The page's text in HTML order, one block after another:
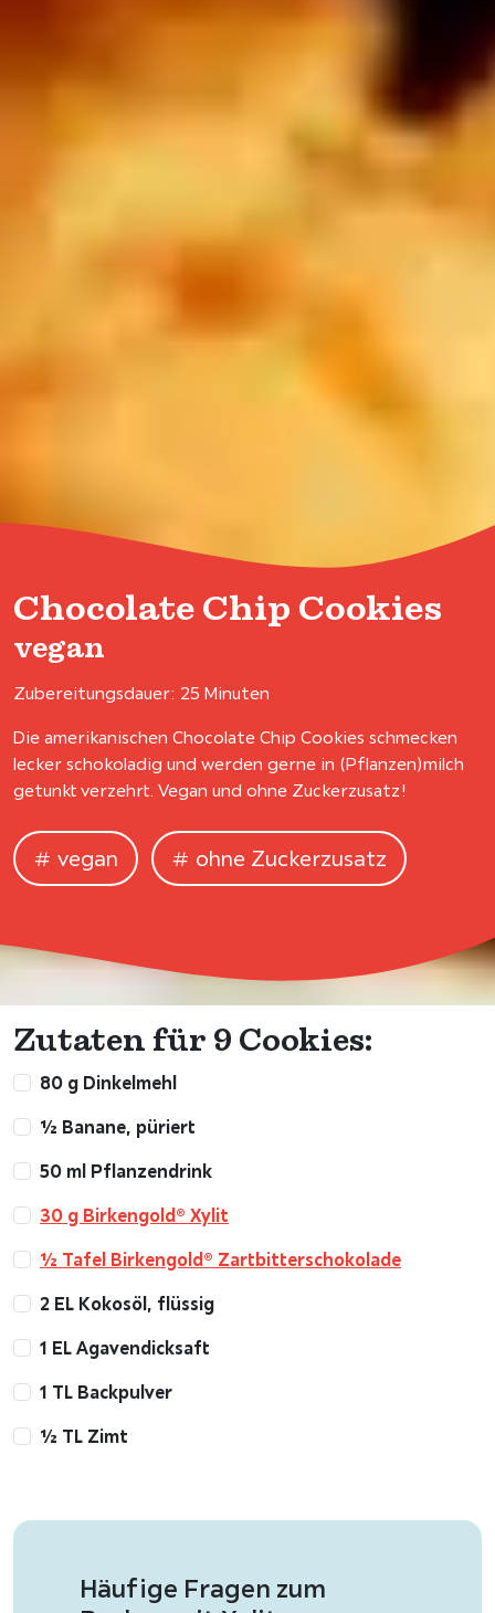
Chocolate Chip Cookies
vegan
Zubereitungsdauer: 25 Minuten
Die amerikanischen Chocolate Chip Cookies schmecken
lecker schokoladig und werden gerne in (Pflanzen)milch
getunkt verzehrt. Vegan und ohne Zuckerzusatz!
vegan ohne Zuckerzusatz
Zutaten für 9 Cookies:
80 g Dinkelmehl
½ Banane, püriert
50 ml Pflanzendrink
30 g Birkengold® Xylit
½ Tafel Birkengold® Zartbitterschokolade
2 EL Kokosöl, flüssig
1 EL Agavendicksaft
1 TL Backpulver
½ TL Zimt
Häufige Fragen zum